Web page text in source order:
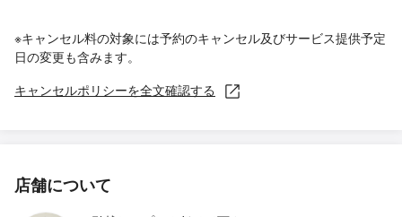
※キャンセル料の対象には予約のキャンセル及びサービス提供予定
日の変更も含みます。
キャンセルポリシーを全文確認する
店舗について